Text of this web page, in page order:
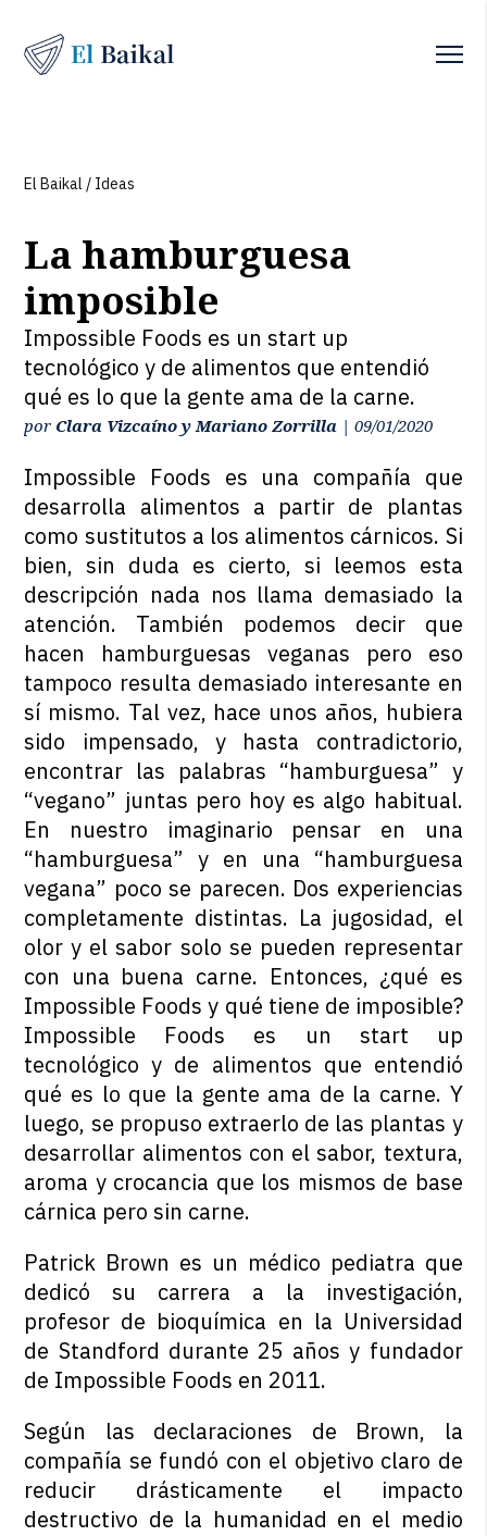
El Baikal / Ideas
La hamburguesa
imposible
Impossible Foods es un start up
tecnológico y de alimentos que entendió
qué es lo que la gente ama de la carne.
por Clara Vizcaíno y Mariano Zorrilla |09/01/2020
Impossible Foods es una compañía que
desarrolla alimentos a partir de plantas
como sustitutos a los alimentos cárnicos. Si
bien, sin duda es cierto, si leemos esta
descripción nada nos llama demasiado la
atención. También podemos decir que
hacen hamburguesas veganas pero eso
tampoco resulta demasiado interesante en
sí mismo. Tal vez, hace unos años, hubiera
sido impensado, y hasta contradictorio,
encontrar las palabras “hamburguesa” y
“vegano” juntas pero hoy es algo habitual.
En nuestro imaginario pensar en una
“hamburguesa” y en una “hamburguesa
vegana” poco se parecen. Dos experiencias
completamente distintas. La jugosidad, el
olor y el sabor solo se pueden representar
con una buena carne. Entonces, ¿qué es
Impossible Foods y qué tiene de imposible?
Impossible Foods es un start up
tecnológico y de alimentos que entendió
qué es lo que la gente ama de la carne. Y
luego, se propuso extraerlo de las plantas y
desarrollar alimentos con el sabor, textura,
aroma y crocancia que los mismos de base
cárnica pero sin carne.
Patrick Brown es un médico pediatra que
dedicó su carrera a la investigación,
profesor de bioquímica en la Universidad
de Standford durante 25 años y fundador
de Impossible Foods en 2011.
Según las declaraciones de Brown, la
compañía se fundó con el objetivo claro de
reducir drásticamente el impacto
destructivo de la humanidad en el medio